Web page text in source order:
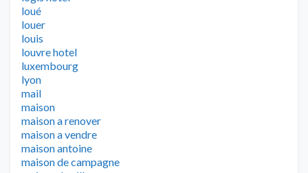
loué
louer
louis
louvre hotel
luxembourg
lyon
mail
maison
maison a renover
maison a vendre
maison antoine
maison de campagne